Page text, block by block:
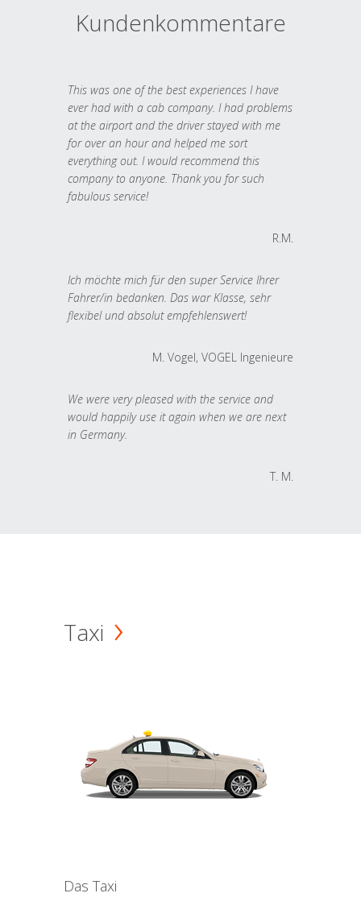
Kundenkommentare
This was one of the best experiences I have
ever had with a cab company. I had problems
at the airport and the driver stayed with me
for over an hour and helped me sort
everything out. I would recommend this
company to anyone. Thank you for such
fabulous service!
R.M.
Ich möchte mich für den super Service Ihrer
Fahrer/in bedanken. Das war Klasse, sehr
flexibel und absolut empfehlenswert!
M. Vogel, VOGEL Ingenieure
We were very pleased with the service and
would happily use it again when we are next
in Germany.
T. M.
Taxi
Das Taxi